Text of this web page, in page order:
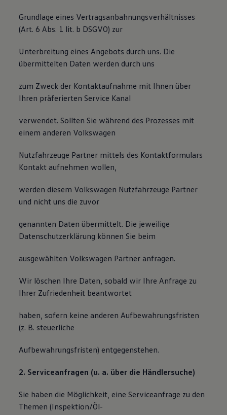
Grundlage eines Vertragsanbahnungsverhältnisses
(Art. 6 Abs. 1 lit. b DSGVO) zur
Unterbreitung eines Angebots durch uns. Die
übermittelten Daten werden durch uns
zum Zweck der Kontaktaufnahme mit Ihnen über
Ihren präferierten Service Kanal
verwendet. Sollten Sie während des Prozesses mit
einem anderen Volkswagen
Nutzfahrzeuge Partner mittels des Kontaktformulars
Kontakt aufnehmen wollen,
werden diesem Volkswagen Nutzfahrzeuge Partner
und nicht uns die zuvor
genannten Daten übermittelt. Die jeweilige
Datenschutzerklärung können Sie beim
ausgewählten Volkswagen Partner anfragen.
Wir löschen Ihre Daten, sobald wir Ihre Anfrage zu
Ihrer Zufriedenheit beantwortet
haben, sofern keine anderen Aufbewahrungsfristen
(z. B. steuerliche
Aufbewahrungsfristen) entgegenstehen.
2. Serviceanfragen (u. a. über die Händlersuche)
Sie haben die Möglichkeit, eine Serviceanfrage zu den
Themen (Inspektion/Öl-